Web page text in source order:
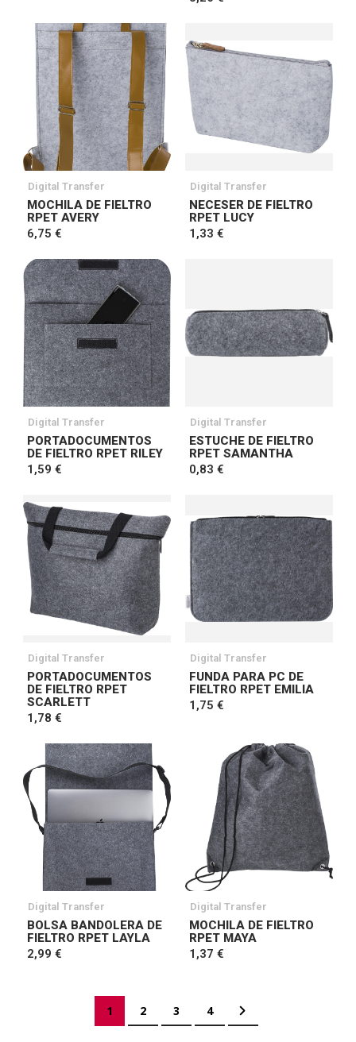
Digital Transfer
MOCHILA DE FIELTRO
RPET AVERY
6,75 €
Digital Transfer
NECESER DE FIELTRO
RPET LUCY
1,33 €
Digital Transfer
PORTADOCUMENTOS
DE FIELTRO RPET RILEY
1,59 €
Digital Transfer
ESTUCHE DE FIELTRO
RPET SAMANTHA
0,83 €
Digital Transfer
PORTADOCUMENTOS
DE FIELTRO RPET
SCARLETT
1,78 €
Digital Transfer
FUNDA PARA PC DE
FIELTRO RPET EMILIA
1,75 €
Digital Transfer
BOLSA BANDOLERA DE
FIELTRO RPET LAYLA
2,99 €
Digital Transfer
MOCHILA DE FIELTRO
RPET MAYA
1,37 €
Actualmente estás leyendo página
1 Página
2 Página
3 Página
4 Página
Siguiente